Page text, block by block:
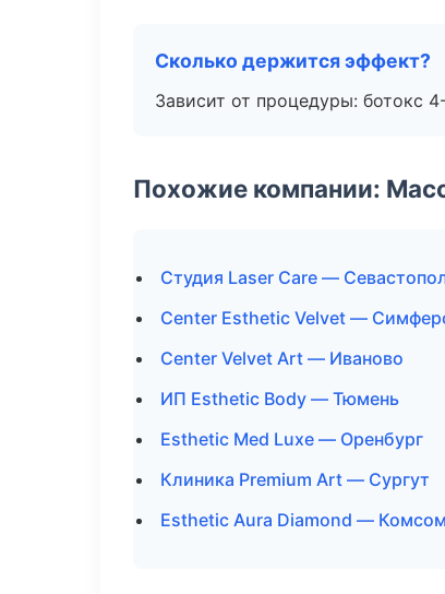
Сколько держится эффект?
Зависит от процедуры: ботокс
Похожие компании:
Студия Laser Care —
Center Esthetic Velvet —
Center Velvet Art — Иваново
ИП Esthetic Body — Тюмень
Esthetic Med Luxe — Оренбург
Клиника Premium Art — Сургут
Esthetic Aura Diamond —